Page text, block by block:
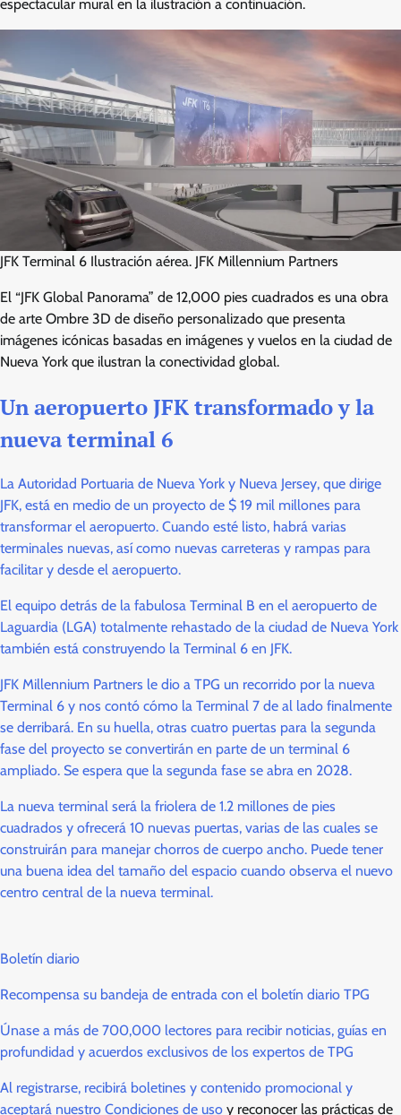
espectacular mural en la ilustración a continuación.
JFK Terminal 6 Ilustración aérea. JFK Millennium Partners
El “JFK Global Panorama” de 12,000 pies cuadrados es una obra
de arte Ombre 3D de diseño personalizado que presenta
imágenes icónicas basadas en imágenes y vuelos en la ciudad de
Nueva York que ilustran la conectividad global.
Un aeropuerto JFK transformado y la
nueva terminal 6
La Autoridad Portuaria de Nueva York y Nueva Jersey, que dirige
JFK, está en medio de un proyecto de $ 19 mil millones para
transformar el aeropuerto. Cuando esté listo, habrá varias
terminales nuevas, así como nuevas carreteras y rampas para
facilitar y desde el aeropuerto.
El equipo detrás de la fabulosa Terminal B en el aeropuerto de
Laguardia (LGA) totalmente rehastado de la ciudad de Nueva York
también está construyendo la Terminal 6 en JFK.
JFK Millennium Partners le dio a TPG un recorrido por la nueva
Terminal 6 y nos contó cómo la Terminal 7 de al lado finalmente
se derribará. En su huella, otras cuatro puertas para la segunda
fase del proyecto se convertirán en parte de un terminal 6
ampliado. Se espera que la segunda fase se abra en 2028.
La nueva terminal será la friolera de 1.2 millones de pies
cuadrados y ofrecerá 10 nuevas puertas, varias de las cuales se
construirán para manejar chorros de cuerpo ancho. Puede tener
una buena idea del tamaño del espacio cuando observa el nuevo
centro central de la nueva terminal.
Boletín diario
Recompensa su bandeja de entrada con el boletín diario TPG
Únase a más de 700,000 lectores para recibir noticias, guías en
profundidad y acuerdos exclusivos de los expertos de TPG
Al registrarse, recibirá boletines y contenido promocional y
aceptará nuestro Condiciones de uso y reconocer las prácticas de